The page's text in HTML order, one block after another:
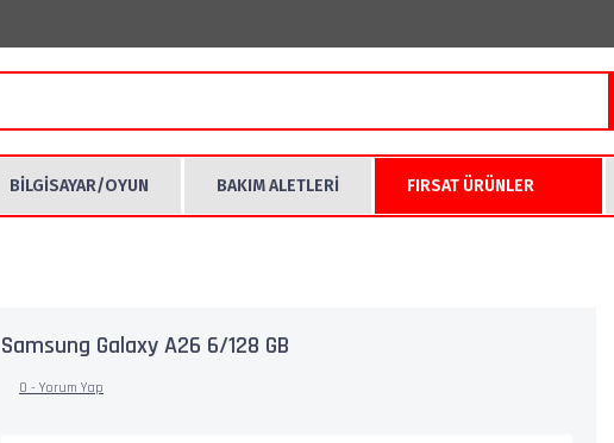
BİLGİSAYAR/OYUN BAKIM ALETLERİ FIRSAT ÜRÜNLER
Samsung Galaxy A26 6/128 GB
0 - Yorum Yap